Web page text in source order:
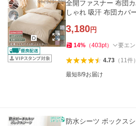
全開ファスナー 布団
しゃれ 吸汗 布団カバ
3,180円
14% （403pt） 要エ
4.73（ 11件）
最短8/9お届け
防水シーツ ボックス